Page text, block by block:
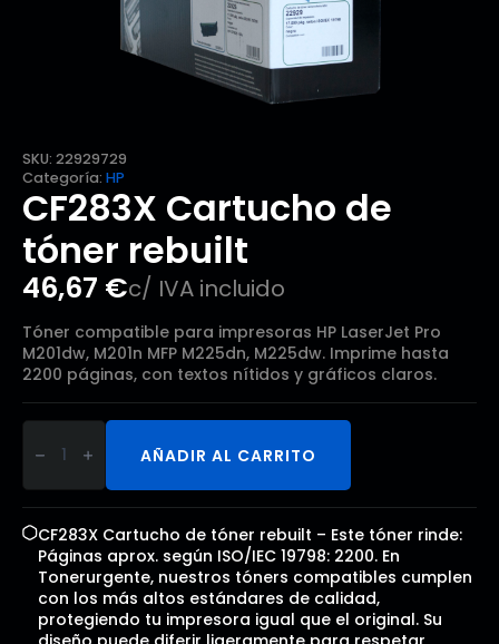
SKU: 22929729
Categoría: HP
CF283X Cartucho de
tóner rebuilt
46,67 €c/ IVA incluido
Tóner compatible para impresoras HP LaserJet Pro
M201dw, M201n MFP M225dn, M225dw. Imprime hasta
2200 páginas, con textos nítidos y gráficos claros.
CF283X
Cartucho
de
cantidad
AÑADIR AL CARRITO
CF283X Cartucho de tóner rebuilt – Este tóner rinde:
Páginas aprox. según ISO/IEC 19798: 2200. En
Tonerurgente, nuestros tóners compatibles cumplen
con los más altos estándares de calidad,
protegiendo tu impresora igual que el original. Su